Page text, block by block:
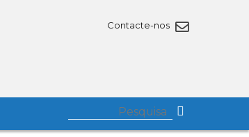
Contacte-nos